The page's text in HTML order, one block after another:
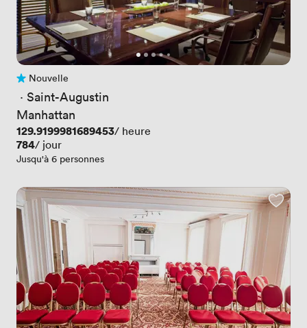
Pas encore d'avis
Nouvelle
· Saint-Augustin
Manhattan
Prix
129.9199981689453/ heure
Prix
784/ jour
Jusqu'à 6 personnes